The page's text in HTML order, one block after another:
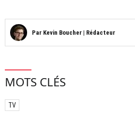
Par Kevin Boucher | Rédacteur
MOTS CLÉS
TV